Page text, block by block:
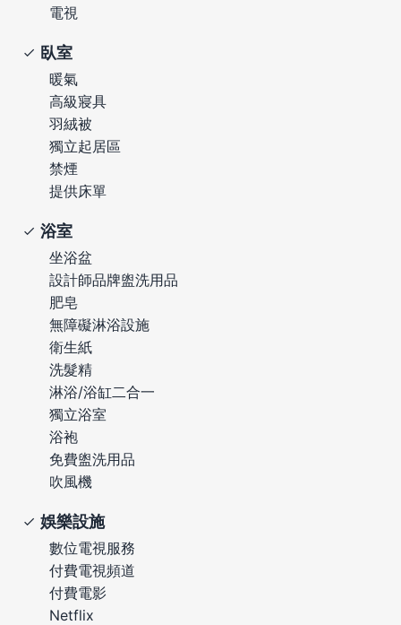
電視
臥室
暖氣
高級寢具
羽絨被
獨立起居區
禁煙
提供床單
浴室
坐浴盆
設計師品牌盥洗用品
肥皂
無障礙淋浴設施
衛生紙
洗髮精
淋浴/浴缸二合一
獨立浴室
浴袍
免費盥洗用品
吹風機
娛樂設施
數位電視服務
付費電視頻道
付費電影
Netflix